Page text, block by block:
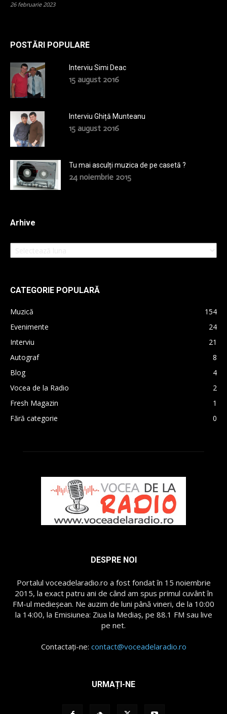
26 februarie 2023
POSTĂRI POPULARE
Interviu Simi Deac
15 august 2016
Interviu Ghiță Munteanu
15 august 2016
Tu mai asculți muzica de pe casetă ?
24 noiembrie 2015
Arhive
Arhive
CATEGORIE POPULARĂ
Muzică
154
Evenimente
24
Interviu
21
Autograf
8
Blog
4
Vocea de la Radio
2
Fresh Magazin
1
Fără categorie
0
DESPRE NOI
Portalul voceadelaradio.ro a fost fondat în 15 noiembrie
2015, la exact patru ani de când am spus primul cuvânt în
FM-ul medieșean. Ne auzim de luni până vineri, de la 10:00
la 14:00, la Emisiunea: Ziua la Mediaș, pe 88.1 FM sau live
pe net.
Contactați-ne: contact@voceadelaradio.ro
URMAȚI-NE